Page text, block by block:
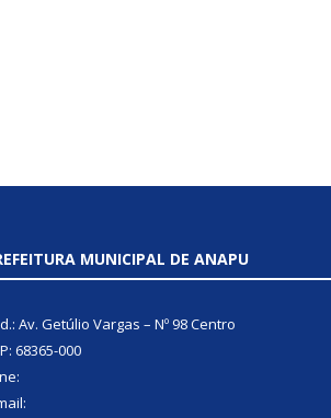
MUNICIPAL DE ANAPU
Av. Getúlio Vargas – Nº 98 Centro
68365-000